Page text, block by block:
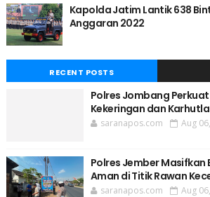
Kapolda Jatim Lantik 638
Anggaran 2022
RECENT POSTS
Polres Jombang
Kekeringan dan Karhutla
saranapos.com Aug
Polres Jember Masifkan
Aman di Titik Rawan
saranapos.com Aug